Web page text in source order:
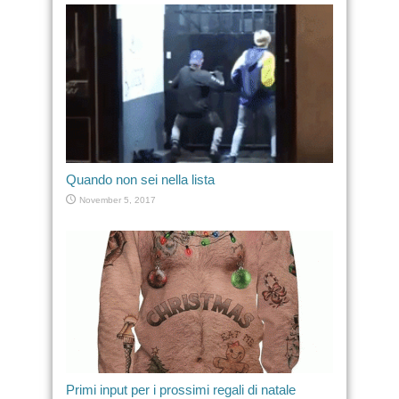
Quando non sei nella lista
November 5, 2017
Primi input per i prossimi regali di natale